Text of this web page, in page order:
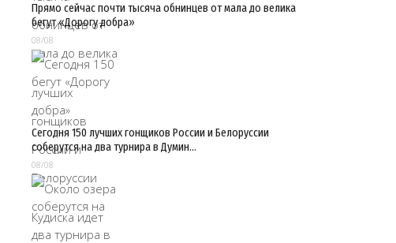
Прямо сейчас почти тысяча обнинцев от мала до велика
бегут «Дорогу добра»
08/08
Сегодня 150 лучших гонщиков России и Белоруссии
соберутся на два турнира в Думин…
08/08